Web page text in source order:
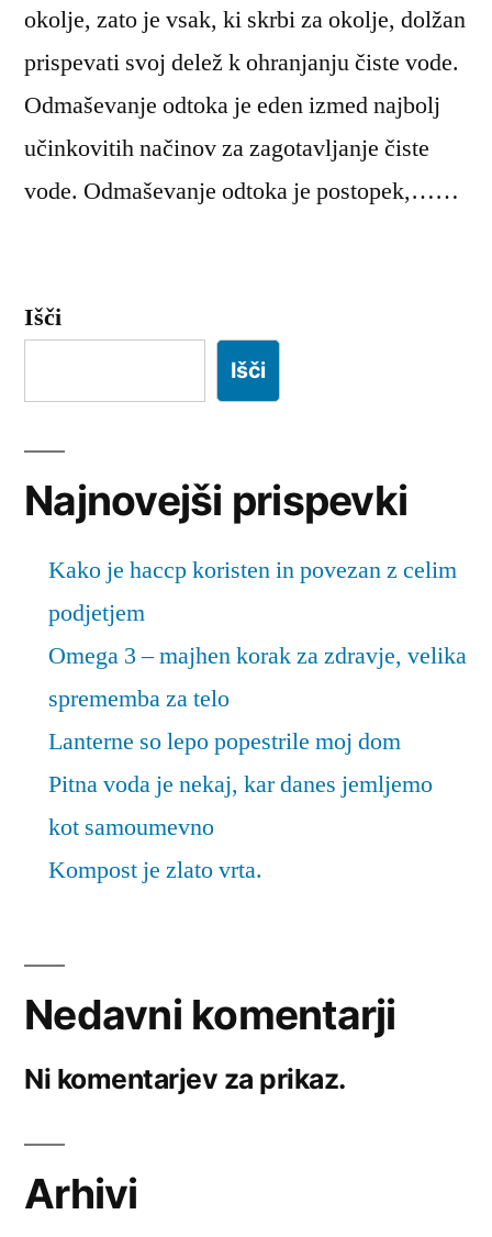
okolje, zato je vsak, ki skrbi za okolje, dolžan
prispevati svoj delež k ohranjanju čiste vode.
Odmaševanje odtoka je eden izmed najbolj
učinkovitih načinov za zagotavljanje čiste
vode. Odmaševanje odtoka je postopek,……
Išči
Išči
Najnovejši prispevki
Kako je haccp koristen in povezan z celim
podjetjem
Omega 3 – majhen korak za zdravje, velika
sprememba za telo
Lanterne so lepo popestrile moj dom
Pitna voda je nekaj, kar danes jemljemo
kot samoumevno
Kompost je zlato vrta.
Nedavni komentarji
Ni komentarjev za prikaz.
Arhivi